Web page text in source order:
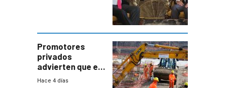
enorme
potencial
Promotores
privados
advierten que el
nuevo convenio
Hace 4 días